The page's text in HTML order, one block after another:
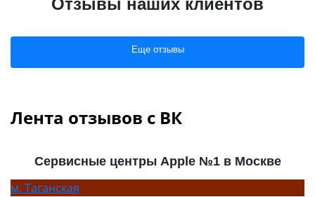
Отзывы наших клиентов
Еще отзывы
Лента отзывов с ВК
Сервисные центры Apple №1 в Москве
м. Таганская